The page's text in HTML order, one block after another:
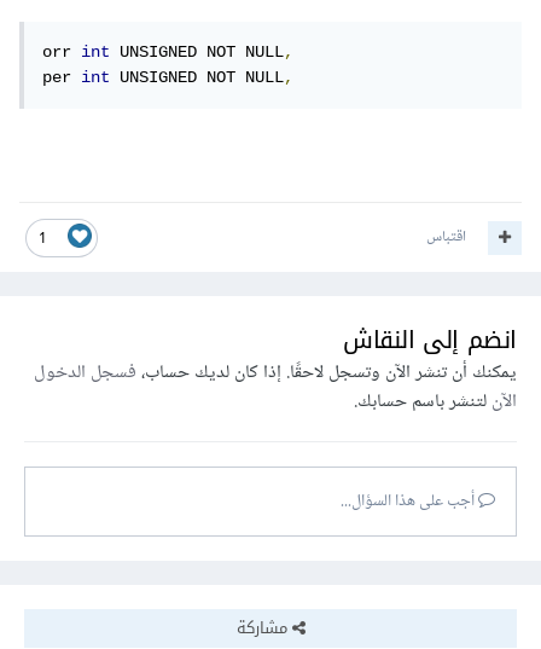
    CONSTRAINT cons_shop
      FOREIGN KEY (per) REFERENCES persons
orr int UNSIGNED NOT NULL,
per int UNSIGNED NOT NULL,
1 اقتباس
انضم إلى النقاش
يمكنك أن تنشر الآن وتسجل لاحقًا. إذا كان لديك حساب،فسجل الدخول
الآنلتنشر باسم حسابك.
أجب على هذا السؤال...
مشاركة